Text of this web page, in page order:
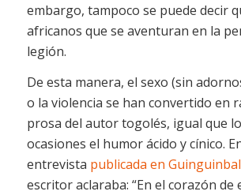
embargo, tampoco se puede decir
africanos que se aventuran en la
legión.
De esta manera, el sexo (sin
o la violencia se han convertido en
prosa del autor togolés, igual que
ocasiones el humor ácido y cínico.
entrevista publicada en
escritor aclaraba: “En el corazón de